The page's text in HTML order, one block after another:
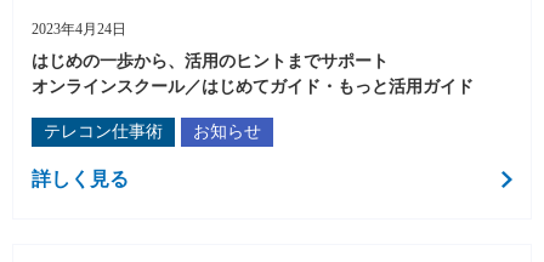
2023年4月24日
はじめの一歩から、活用のヒントまでサポート
オンラインスクール／はじめてガイド・もっと活用ガイド
テレコン仕事術 お知らせ
詳しく見る